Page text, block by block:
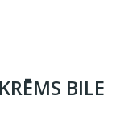
BILE